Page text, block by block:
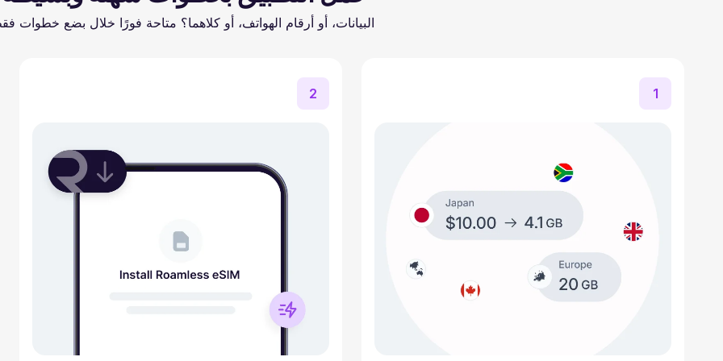
البيانات، أو أرقام الهواتف، أو كلاهما؟ متاحة فورًا خلال بضع خطوات
1
2